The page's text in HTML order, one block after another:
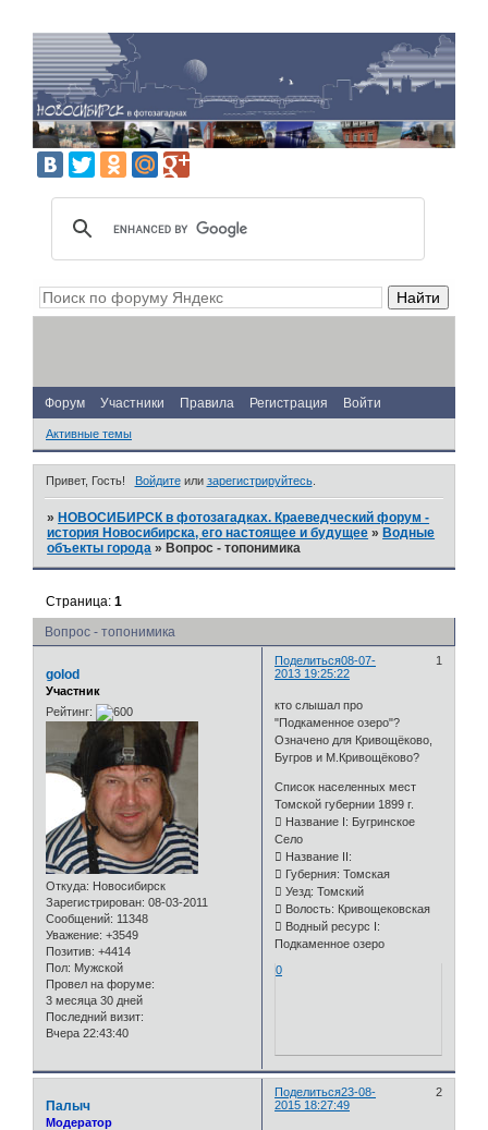
Форум Участники Правила Регистрация Войти
Активные темы
Привет, Гость! Войдитеили зарегистрируйтесь.
» НОВОСИБИРСК в фотозагадках. Краеведческий форум -
история Новосибирска, его настоящее и будущее » Водные
объекты города » Вопрос - топонимика
Вопрос - топонимика
Страница:1
Поделиться 1
08-07-
2013 19:25:22
golod
Участник
Рейтинг:
Откуда: Новосибирск
Зарегистрирован: 08-03-2011
Сообщений: 11348
Уважение: +3549
Позитив: +4414
Пол: Мужской
Провел на форуме:
3 месяца 30 дней
Последний визит:
Вчера 22:43:40
кто слышал про
"Подкаменное озеро"?
Означено для Кривощёково,
Бугров и М.Кривощёково?
Список населенных мест
Томской губернии 1899 г.
 Название I: Бугринское
Село
 Название II:
 Губерния: Томская
 Уезд: Томский
 Волость: Кривощековская
 Водный ресурс I:
Подкаменное озеро
0
Поделиться 2
23-08-
2015 18:27:49
Палыч
Модератор